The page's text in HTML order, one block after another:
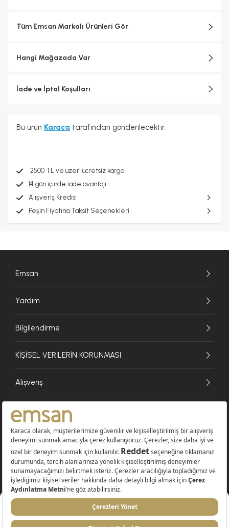
1.799 TL %22
Sepete Ekle
Tüm Emsan Markalı Ürünleri Gör
Hangi Mağazada Var
İade ve İptal Koşulları
Bu ürün Karaca tarafından gönderilecektir.
2500 TL ve üzeri ücretsiz kargo
14 gün içinde iade avantajı
Alışveriş Kredisi
Peşin Fiyatına Taksit Seçenekleri
Emsan
Yardım
Bilgilendirme
KİŞİSEL VERİLERİN KORUNMASI
Alışveriş
© 2026 EMSAN A.Ş. Tüm Hakları Saklıdır